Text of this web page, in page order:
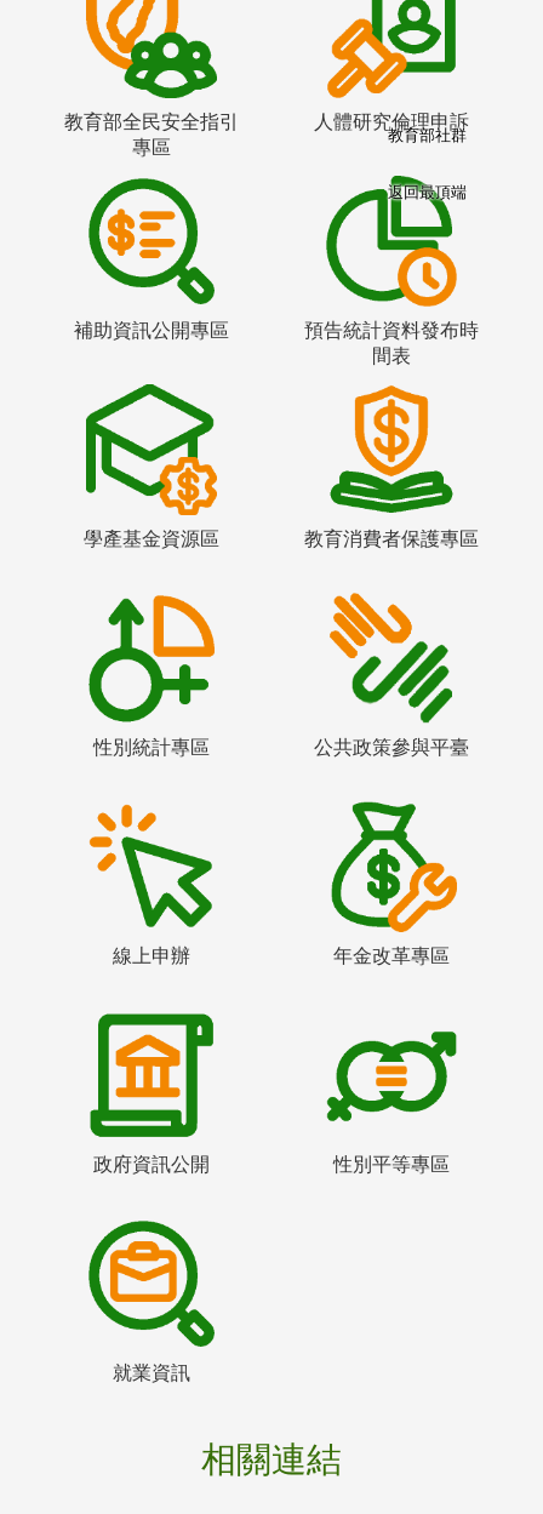
教育部全民安全指引
專區
人體研究倫理申訴
補助資訊公開專區
預告統計資料發布時
間表
學產基金資源區 教育消費者保護專區
性別統計專區 公共政策參與平臺
線上申辦 年金改革專區
政府資訊公開 性別平等專區
就業資訊
相關連結
教育部社群
返回最頂端